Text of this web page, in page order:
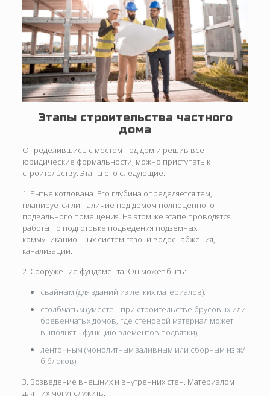
Этапы строительства частного
дома
Определившись с местом под дом и решив все
юридические формальности, можно приступать к
строительству. Этапы его следующие:
1. Рытье котлована. Его глубина определяется тем,
планируется ли наличие под домом полноценного
подвального помещения. На этом же этапе проводятся
работы по подготовке подведения подземных
коммуникационных систем газо- и водоснабжения,
канализации.
2. Сооружение фундамента. Он может быть:
свайным (для зданий из легких материалов);
столбчатым (уместен при строительстве брусовых или
бревенчатых домов, где стеновой материал может
выполнять функцию элементов подвязки);
ленточным (монолитным заливным или сборным из ж/
б блоков).
3. Возведение внешних и внутренних стен. Материалом
для них могут служить: